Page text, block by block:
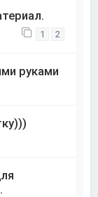
1 2
руками